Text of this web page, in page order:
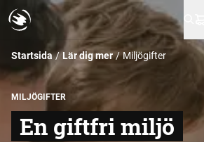
Startsida Lär dig mer Miljögifter
MILJÖGIFTER
En giftfri miljö